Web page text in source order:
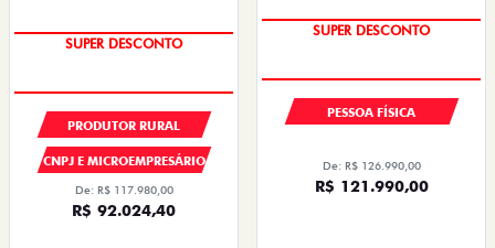
SUPER DESCONTO
PRODUTOR RURAL
CNPJ E MICROEMPRESÁRIO
De: R$ 117.980,00
R$ 92.024,40
SUPER DESCONTO
PESSOA FÍSICA
De: R$ 126.990,00
R$ 121.990,00